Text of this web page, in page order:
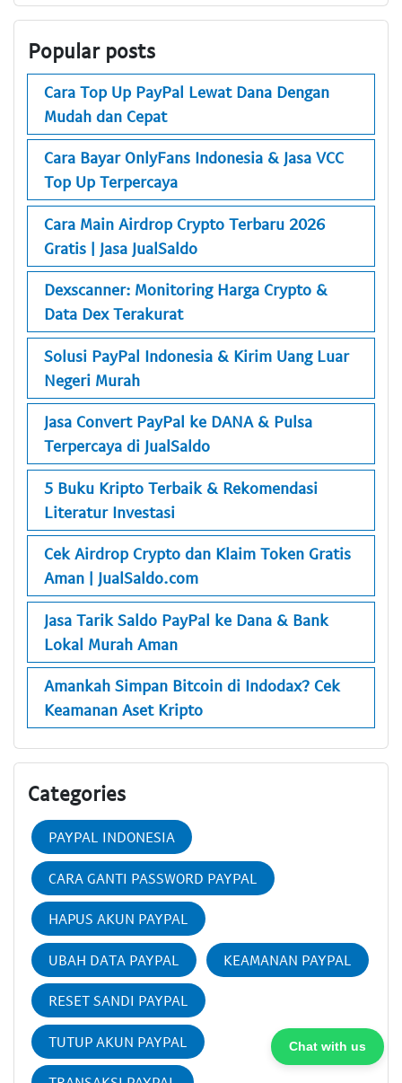
Popular posts
Cara Top Up PayPal Lewat Dana Dengan
Mudah dan Cepat
Cara Bayar OnlyFans Indonesia & Jasa VCC
Top Up Terpercaya
Cara Main Airdrop Crypto Terbaru 2026
Gratis | Jasa JualSaldo
Dexscanner: Monitoring Harga Crypto &
Data Dex Terakurat
Solusi PayPal Indonesia & Kirim Uang Luar
Negeri Murah
Jasa Convert PayPal ke DANA & Pulsa
Terpercaya di JualSaldo
5 Buku Kripto Terbaik & Rekomendasi
Literatur Investasi
Cek Airdrop Crypto dan Klaim Token Gratis
Aman | JualSaldo.com
Jasa Tarik Saldo PayPal ke Dana & Bank
Lokal Murah Aman
Amankah Simpan Bitcoin di Indodax? Cek
Keamanan Aset Kripto
Categories
PAYPAL INDONESIA
CARA GANTI PASSWORD PAYPAL
HAPUS AKUN PAYPAL
UBAH DATA PAYPAL KEAMANAN PAYPAL
RESET SANDI PAYPAL
TUTUP AKUN PAYPAL Chat with us